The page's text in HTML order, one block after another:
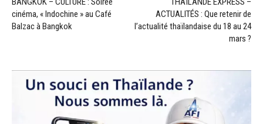
cinéma, « Indochine » au Café
Balzac à Bangkok
ACTUALITÉS : Que retenir de
l’actualité thaïlandaise du 18 au 24
mars ?